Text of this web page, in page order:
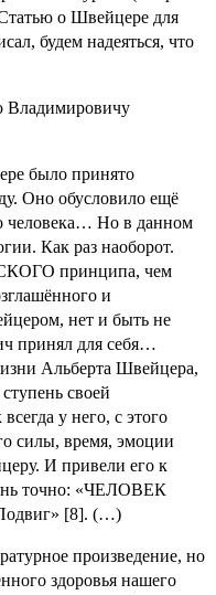
о Швейцере для
будем надеяться, что
Владимировичу
было принято
Оно обусловило ещё
человека… Но в данном
Как раз наоборот.
принципа, чем
и
нет и быть не
принял для себя…
Альберта Швейцера,
своей
у него, с этого
силы, время, эмоции
И привели его к
точно: «ЧЕЛОВЕК
[8]. (…)
произведение, но
здоровья нашего